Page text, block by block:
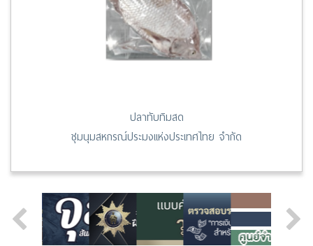
ปลาทับทิมสด
ชุมนุมสหกรณ์ประมงแห่งประเทศไทย จำกัด